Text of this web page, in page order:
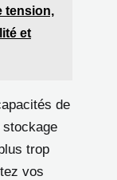
tension,
et
de
trop
vos